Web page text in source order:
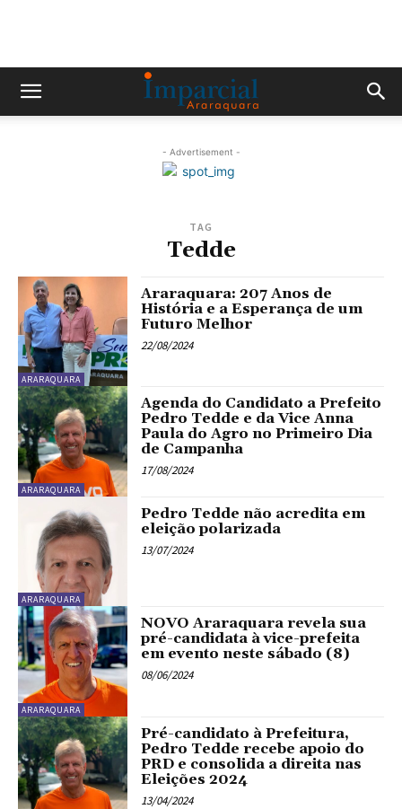
- Advertisement -
TAG
Tedde
ARARAQUARA
Araraquara: 207 Anos de
História e a Esperança de um
Futuro Melhor
22/08/2024
ARARAQUARA
Agenda do Candidato a Prefeito
Pedro Tedde e da Vice Anna
Paula do Agro no Primeiro Dia
de Campanha
17/08/2024
ARARAQUARA
Pedro Tedde não acredita em
eleição polarizada
13/07/2024
ARARAQUARA
NOVO Araraquara revela sua
pré-candidata à vice-prefeita
em evento neste sábado (8)
08/06/2024
Pré-candidato à Prefeitura,
Pedro Tedde recebe apoio do
PRD e consolida a direita nas
Eleições 2024
13/04/2024